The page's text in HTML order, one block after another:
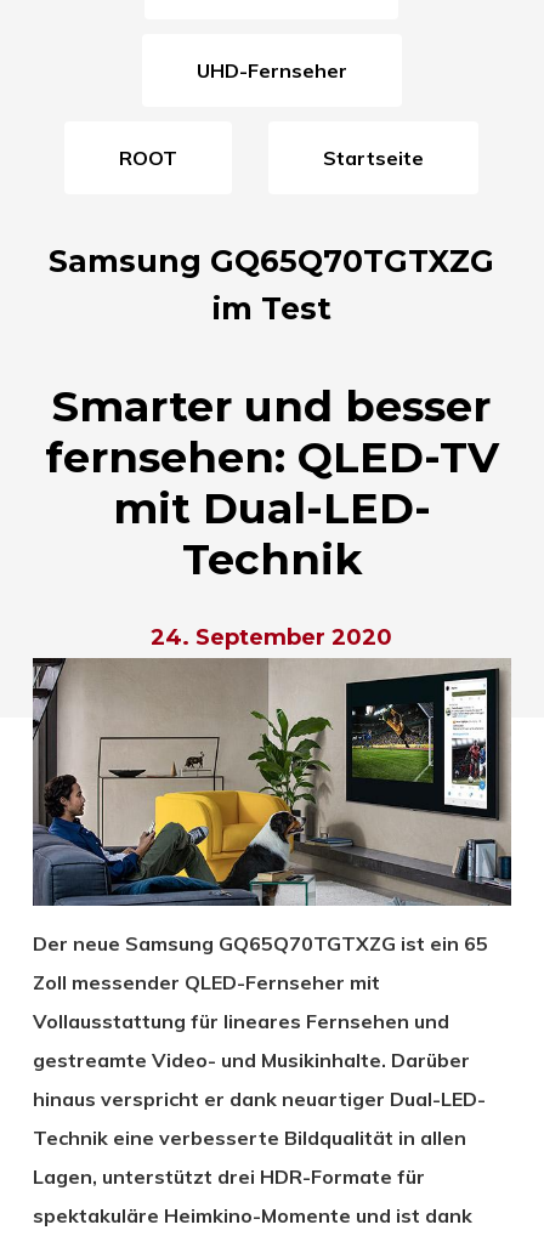
UHD-Fernseher
ROOT Startseite
Samsung GQ65Q70TGTXZG
im Test
Smarter und besser
fernsehen: QLED-TV
mit Dual-LED-
Technik
24. September 2020
Der neue Samsung GQ65Q70TGTXZG ist ein 65
Zoll messender QLED-Fernseher mit
Vollausstattung für lineares Fernsehen und
gestreamte Video- und Musikinhalte. Darüber
hinaus verspricht er dank neuartiger Dual-LED-
Technik eine verbesserte Bildqualität in allen
Lagen, unterstützt drei HDR-Formate für
spektakuläre Heimkino-Momente und ist dank